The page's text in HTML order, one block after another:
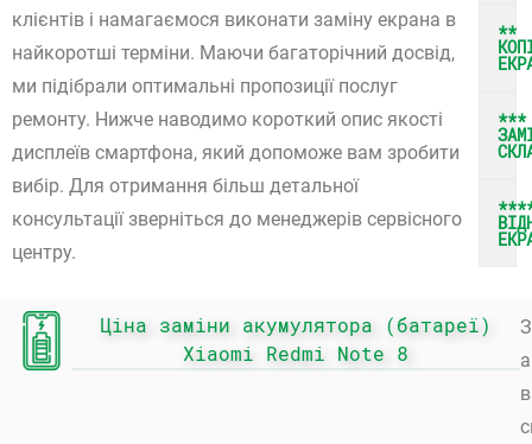
клієнтів і намагаємося виконати заміну екрана в
найкоротші терміни. Маючи багаторічний досвід,
ми підібрали оптимальні пропозиції послуг
ремонту. Нижче наводимо короткий опис якості
дисплеїв смартфона, який допоможе вам зробити
вибір. Для отримання більш детальної
консультації зверніться до менеджерів сервісного
центру.
**
***
Ціна заміни акумулятора (батареї)
Xiaomi Redmi Note 8
в